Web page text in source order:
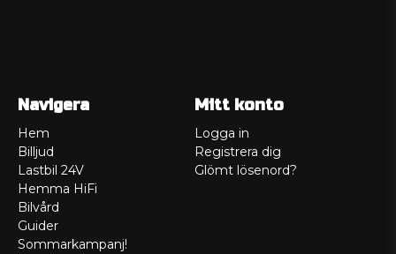
Navigera
Hem
Billjud
Lastbil 24V
Hemma HiFi
Bilvård
Guider
Sommarkampanj!
Mitt konto
Logga in
Registrera dig
Glömt lösenord?